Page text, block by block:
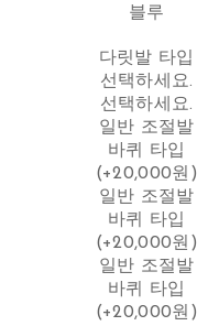
블루
다릿발 타입
선택하세요.
선택하세요.
일반 조절발
바퀴 타입
(+20,000원)
일반 조절발
바퀴 타입
(+20,000원)
일반 조절발
바퀴 타입
(+20,000원)